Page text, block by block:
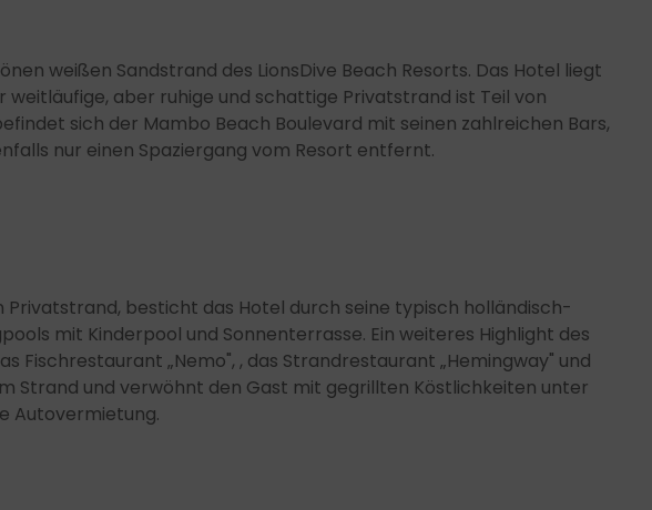
weißen Sandstrand des LionsDive Beach Resorts. Das Hotel liegt
aber ruhige und schattige Privatstrand ist Teil von
sich der Mambo Beach Boulevard mit seinen zahlreichen Bars,
nur einen Spaziergang vom Resort entfernt.
besticht das Hotel durch seine typisch holländisch-
mit Kinderpool und Sonnenterrasse. Ein weiteres Highlight des
Fischrestaurant „Nemo", , das Strandrestaurant „Hemingway" und
Strand und verwöhnt den Gast mit gegrillten Köstlichkeiten unter
Autovermietung.